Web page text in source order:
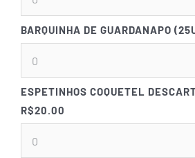
BARQUINHA DE GUARDANAPO
ESPETINHOS COQUETEL
R$20.00